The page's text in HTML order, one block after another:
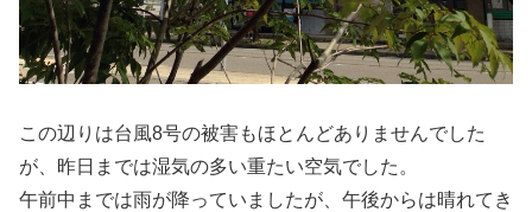
この辺りは台風8号の被害もほとんどありませんでした
が、昨日までは湿気の多い重たい空気でした。
午前中までは雨が降っていましたが、午後からは晴れてき